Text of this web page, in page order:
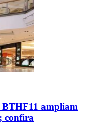
ampliam
confira